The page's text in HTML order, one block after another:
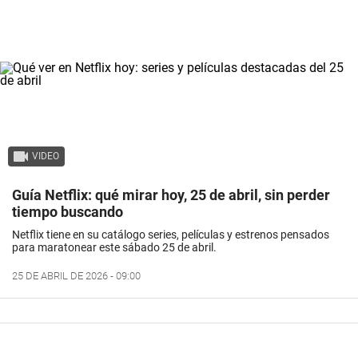
VIDEO
Guía Netflix: qué mirar hoy, 25 de abril, sin perder
tiempo buscando
Netflix tiene en su catálogo series, películas y estrenos pensados
para maratonear este sábado 25 de abril.
25 DE ABRIL DE 2026 - 09:00